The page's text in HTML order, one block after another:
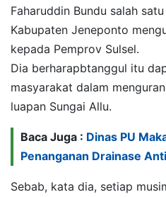
Faharuddin Bundu salah
Kabupaten Jeneponto
kepada Pemprov Sulsel.
Dia berharapbtanggul itu
masyarakat dalam
luapan Sungai Allu.
Baca Juga : Dinas PU
Penanganan Drainase
Sebab, kata dia, setiap